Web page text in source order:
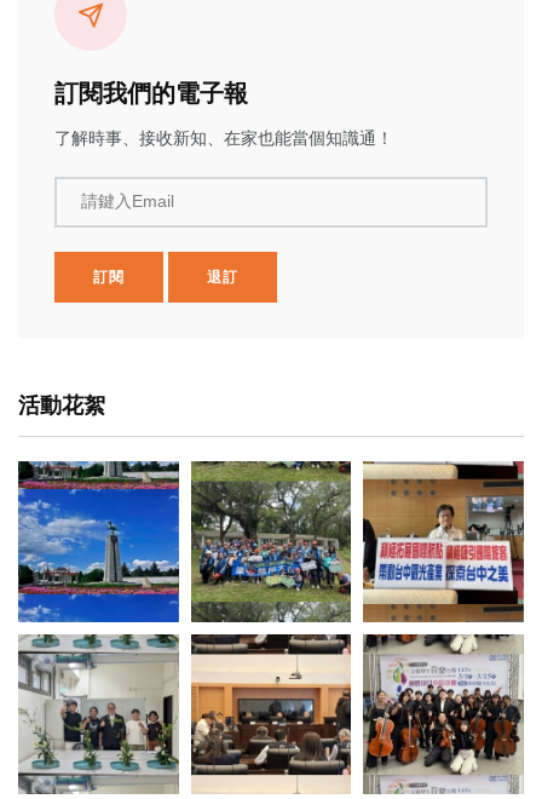
訂閱我們的電子報
了解時事、接收新知、在家也能當個知識通！
請鍵入Email
訂閱 退訂
活動花絮